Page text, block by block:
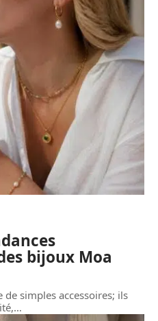
bijoux Moa
simples accessoires; ils
…